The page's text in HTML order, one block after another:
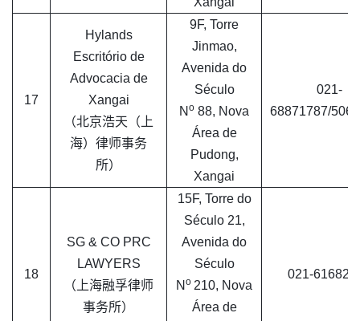
17
Hylands
Escritório de
Advocacia de
Xangai
（北京浩天（上
海）律师事务
所）
9F, Torre
Jinmao,
Avenida do
Século
N o 88, Nova
Área de
Pudong,
Xangai
021-
68871787/
18
SG & CO PRC
LAWYERS
（上海融孚律师
事务所）
15F, Torre do
Século 21,
Avenida do
Século
N o 210, Nova
Área de
021-